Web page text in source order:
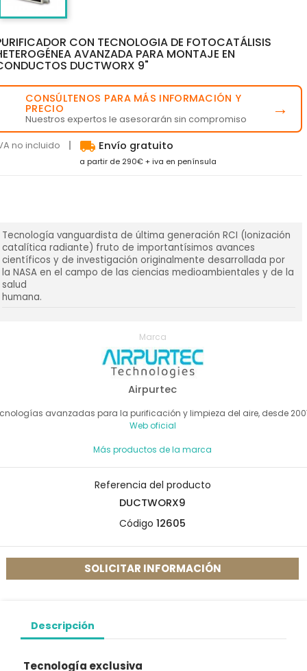
CON TECNOLOGIA DE FOTOCATÁLISIS
AVANZADA PARA MONTAJE EN
DUCTWORX 9"
CONSÚLTENOS PARA MÁS INFORMACIÓN Y
PRECIO
Nuestros expertos le asesorarán sin compromiso →
no incluido local_shipping Envío gratuito
a partir de 290€ + iva en península
Tecnología vanguardista de última generación RCI (Ionización
catalítica radiante) fruto de importantísimos avances
científicos y de investigación originalmente desarrollada por
la NASA en el campo de las ciencias medioambientales y de la
salud
humana.
Marca
Airpurtec
avanzadas para la purificación y limpieza del aire, desde
Web oficial
Más productos de la marca
Referencia del producto
DUCTWORX9
Código 12605
SOLICITAR INFORMACIÓN
Descripción
Tecnología exclusiva